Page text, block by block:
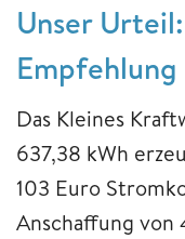
Unser
Empfehlung
Das Kleines
637,38 kWh
103 Euro
Anschaffung